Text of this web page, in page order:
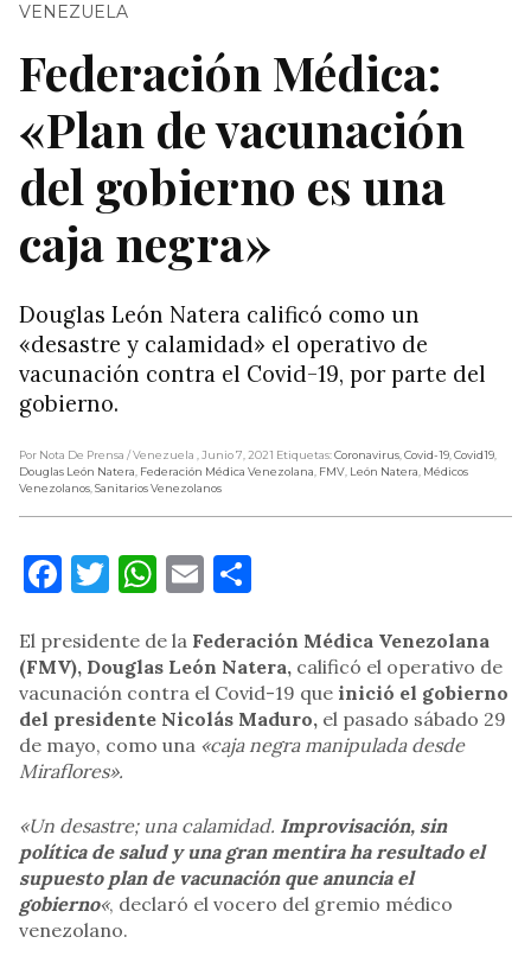
VENEZUELA
Federación Médica:
«Plan de vacunación
del gobierno es una
caja negra»
Douglas León Natera calificó como un
«desastre y calamidad» el operativo de
vacunación contra el Covid-19, por parte del
gobierno.
Por Nota De Prensa / Venezuela , Junio 7, 2021 Etiquetas:Coronavirus,Covid-19,Covid19,
Douglas León Natera, Federación Médica Venezolana, FMV, León Natera, Médicos
Venezolanos,Sanitarios Venezolanos
Facebook
Twitter
WhatsApp
Email
El presidente de la Federación Médica Venezolana
(FMV), Douglas León Natera, calificó el operativo de
vacunación contra el Covid-19 que inició el gobierno
del presidente Nicolás Maduro, el pasado sábado 29
de mayo, como una «caja negra manipulada desde
Miraflores».
«Un desastre; una calamidad. Improvisación, sin
política de salud y una gran mentira ha resultado el
supuesto plan de vacunación que anuncia el
gobierno«, declaró el vocero del gremio médico
venezolano.